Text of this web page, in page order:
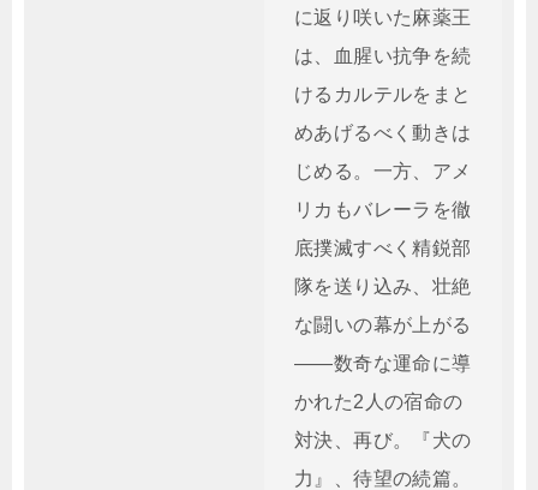
に返り咲いた麻薬王
は、血腥い抗争を続
けるカルテルをまと
めあげるべく動きは
じめる。一方、アメ
リカもバレーラを徹
底撲滅すべく精鋭部
隊を送り込み、壮絶
な闘いの幕が上がる
――数奇な運命に導
かれた2人の宿命の
対決、再び。『犬の
力』、待望の続篇。